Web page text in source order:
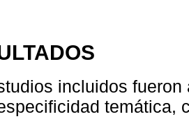
incluidos
temática,